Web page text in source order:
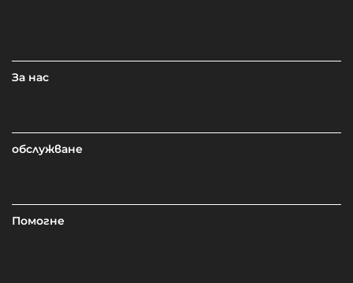
За нас
обслужване
Помогне